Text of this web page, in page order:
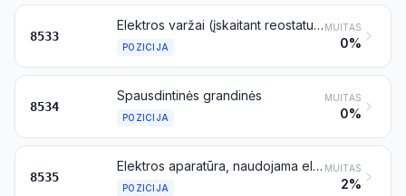
8533
Elektros varžai (įskaitant reostatus ir potenciometrus), išskyrus kaitinamuosius varžus
POZICIJA
MUITAS
0%
8534
Spausdintinės grandinės
POZICIJA
MUITAS
0%
8535
Elektros aparatūra, naudojama elektros grandinėms įjungti, išjungti, perjungti ar apsaugoti, taip pat elektros grandinėms prijungti arba sujungti (pavyzdžiui, jungikliai, saugikliai, žaibolaidžiai, įtampos ribotuvai, viršįtampių slopintuvai, kištukai ir kitos jungtys, jungiamosios dėžės), skirta aukštesnei kaip 1000 V įtampai
POZICIJA
MUITAS
2%